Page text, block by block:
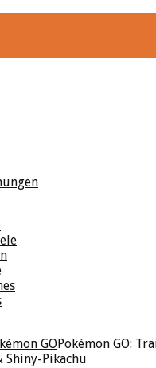
GOPokémon GO:
Shiny-Pikachu